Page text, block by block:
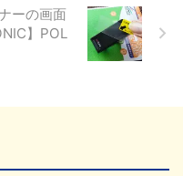
ーの画面
】POL